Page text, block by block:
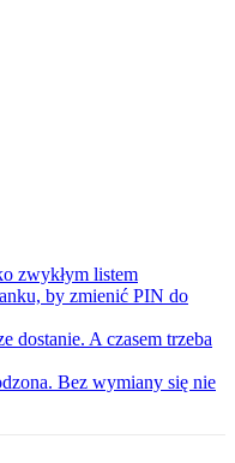
zwykłym listem
by zmienić PIN do
dostanie. A czasem trzeba
Bez wymiany się nie